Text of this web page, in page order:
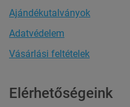
Ajándékutalványok
Adatvédelem
Vásárlási feltételek
Elérhetőségeink